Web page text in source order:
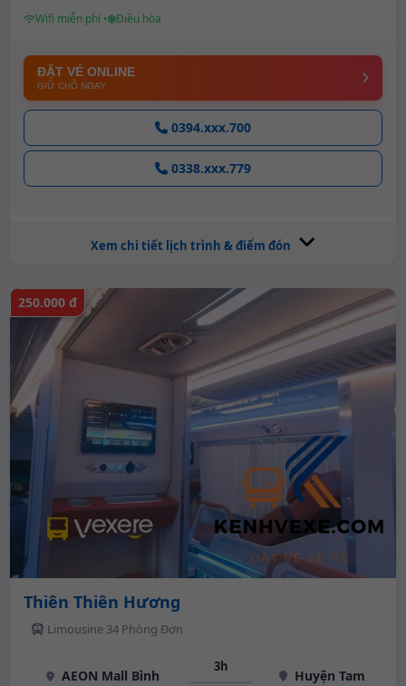
Wifi miễn phí • Điều hòa
ĐẶT VÉ ONLINE
GIỮ CHỖ NGAY
0394.xxx.700
0338.xxx.779
Xem chi tiết lịch trình & điểm đón
250.000 đ
Thiên Thiên Hương
Limousine 34 Phòng Đơn
AEON Mall Bình
3h
Huyện Tam